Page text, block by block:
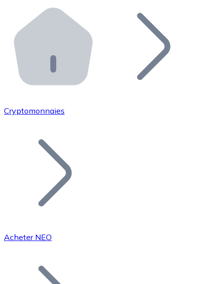
Distributeurs automatiques Bitnovo
Intégrez un ATM Bitnovo dans votre entreprise et
API Bitnovo
Intégrez notre API dans votre écosystème.
Rejoignez notre réseau de distributeurs et
Ajoutez le token de votre projet à notre service
Bitcoin
Cryptomonnaies
Acheter NEO